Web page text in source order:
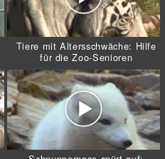
Tiere mit Altersschwäche: Hilfe
für die Zoo-Senioren